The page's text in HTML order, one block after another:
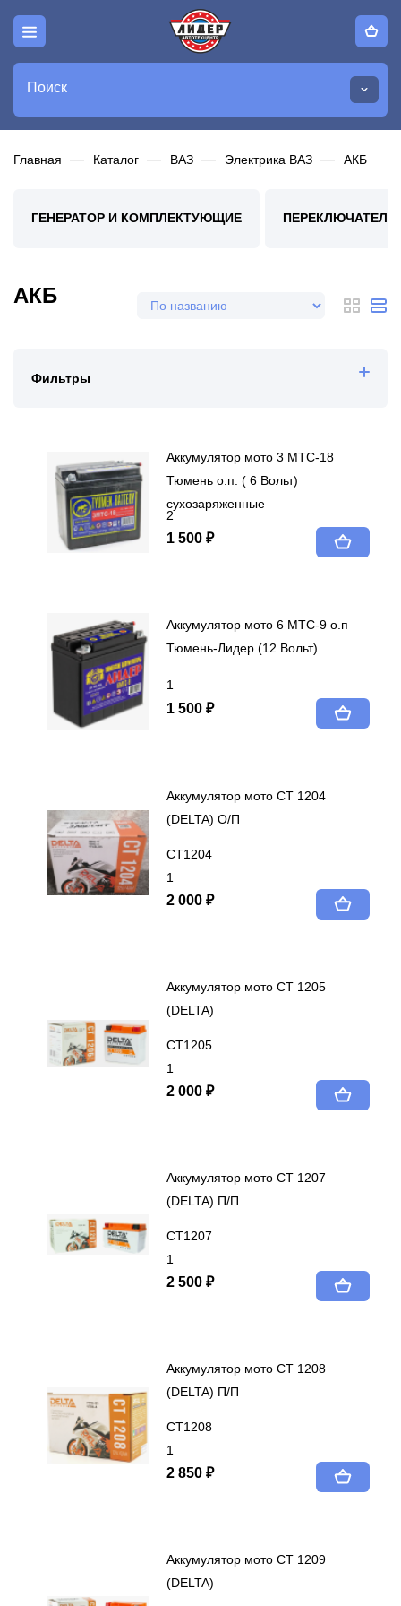
Поиск
Главная Каталог ВАЗ Электрика ВАЗ АКБ
ГЕНЕРАТОР И КОМПЛЕКТУЮЩИЕ
АКБ
Фильтры
Аккумулятор мото 3 МТС-18
Тюмень о.п. ( 6 Вольт)
сухозаряженные
2
1 500 ₽
Аккумулятор мото 6 МТС-9 о.п
Тюмень-Лидер (12 Вольт)
1
1 500 ₽
Аккумулятор мото СТ 1204
(DELTA) О/П
CT1204
1
2 000 ₽
Аккумулятор мото СТ 1205
(DELTA)
СТ1205
1
2 000 ₽
Аккумулятор мото СТ 1207
(DELTA) П/П
СТ1207
1
2 500 ₽
Аккумулятор мото СТ 1208
(DELTA) П/П
СТ1208
1
2 850 ₽
Аккумулятор мото СТ 1209
(DELTA)